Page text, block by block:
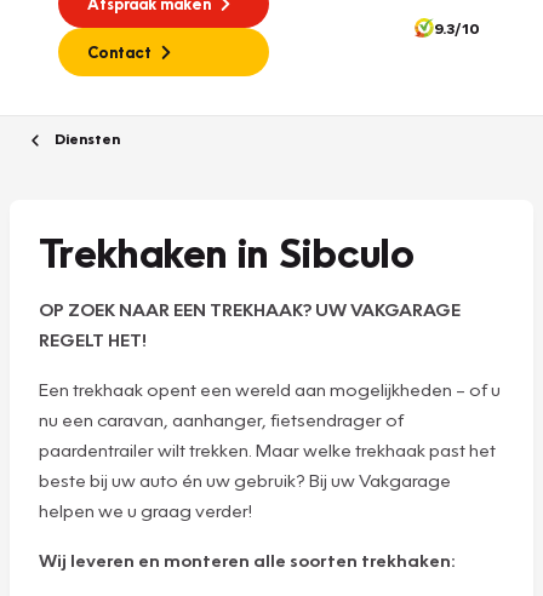
Contact
9.3/10
Diensten
Trekhaken in Sibculo
OP ZOEK NAAR EEN TREKHAAK? UW VAKGARAGE
REGELT HET!
Een trekhaak opent een wereld aan mogelijkheden – of u
nu een caravan, aanhanger, fietsendrager of
paardentrailer wilt trekken. Maar welke trekhaak past het
beste bij uw auto én uw gebruik? Bij uw Vakgarage
helpen we u graag verder!
Wij leveren en monteren alle soorten trekhaken: